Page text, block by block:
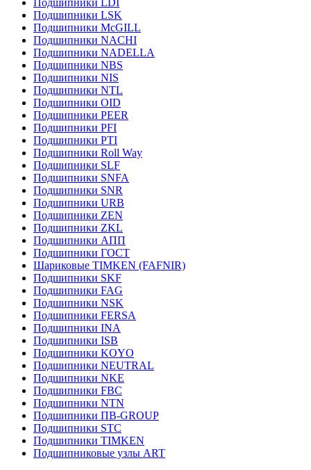
Подшипники LDI
Подшипники LSK
Подшипники McGILL
Подшипники NACHI
Подшипники NADELLA
Подшипники NBS
Подшипники NIS
Подшипники NTL
Подшипники OID
Подшипники PEER
Подшипники PFI
Подшипники PTI
Подшипники Roll Way
Подшипники SLF
Подшипники SNFA
Подшипники SNR
Подшипники URB
Подшипники ZEN
Подшипники ZKL
Подшипники АПП
Подшипники ГОСТ
Шариковые ТІMKEN (FAFNIR)
Подшипники SKF
Подшипники FAG
Подшипники NSK
Подшипники FERSA
Подшипники INA
Подшипники ISB
Подшипники KOYO
Подшипники NEUTRAL
Подшипники NKE
Подшипники FBC
Подшипники NTN
Подшипники ПВ-GROUP
Подшипники STC
Подшипники TIMKEN
Подшипниковые узлы ART